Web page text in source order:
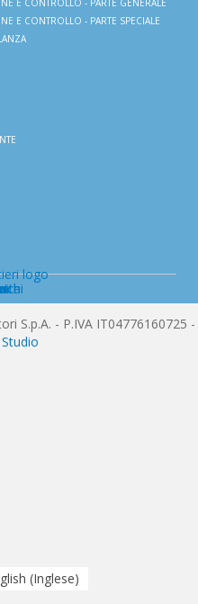
E CONTROLLO - PARTE SPECIALE
S.p.A. - P.IVA IT04776160725 -
(Inglese)